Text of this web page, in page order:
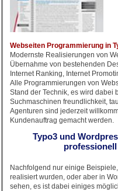
Webseiten Programmierung in
Modernste Realisierungen von
Übernahme von bestehenden
Internet Ranking, Internet
Alle Programmierungen von
Stand der Technik, es wird dabei
Suchmaschinen freundlichkeit,
Agenturen sind jederzeit
Kundenauftrag gemacht werden.
Typo3 und
Nachfolgend nur einige
realisiert wurden, oder aber in
sehen, es ist dabei einiges